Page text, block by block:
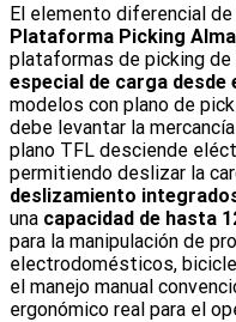
El elemento diferencial de
Plataforma Picking
plataformas de picking de
especial de carga desde
modelos con plano de
debe levantar la
plano TFL desciende
permitiendo deslizar la
deslizamiento
una capacidad de hasta
para la manipulación de
electrodomésticos,
el manejo manual
ergonómico real para el